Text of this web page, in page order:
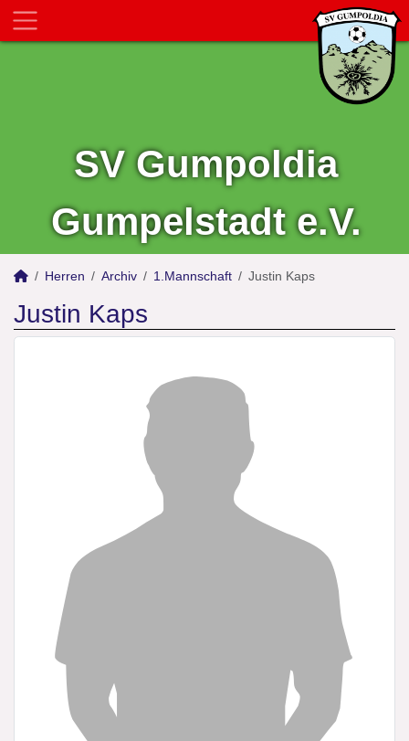
SV Gumpoldia
Gumpelstadt e.V.
Herren Archiv 1.Mannschaft Justin Kaps
Justin Kaps